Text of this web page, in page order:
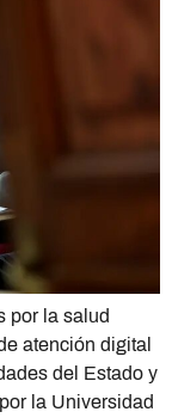
por la salud
atención digital
del Estado y
la Universidad